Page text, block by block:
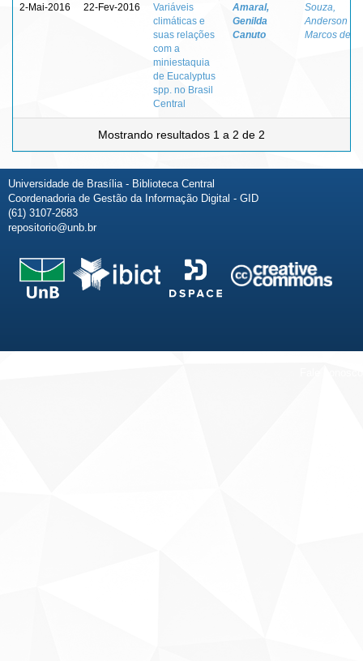
2-Mai-2016 22-Fev-2016
Variáveis
climáticas e
suas relações
com a
miniestaquia
de Eucalyptus
spp. no Brasil
Central
Amaral,
Genilda
Canuto
Souza,
Anderson
Marcos de
Mostrando resultados 1 a 2 de 2
Universidade de Brasília - Biblioteca Central
Coordenadoria de Gestão da Informação Digital - GID
(61) 3107-2683
repositorio@unb.br